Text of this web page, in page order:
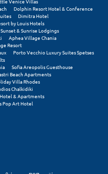
Dolphin Resort Hotel & Conference
Dimitra Hotel
by Louis Hotels
& Sunrise Lodgings
Aphea Village Chania
Resort
Porto Vecchio Luxury Suites Spetses
Sofia Areopolis Guesthouse
Beach Apartments
Villa Rhodes
Chalkidiki
& Apartments
Pop Art Hotel